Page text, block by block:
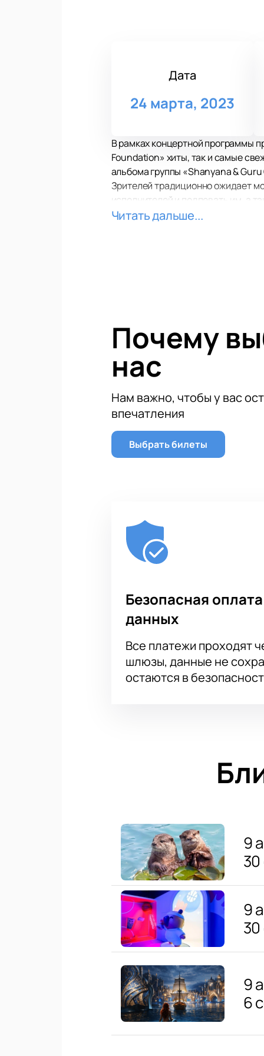
Дата
24 марта, 2023
В рамках концертной программы
Foundation» хиты, так и самые
альбома группы «Shanyana &
Зрителей традиционно ожидает
исполнителей и подпевать им, а
поклонникам на сцене.
Читать дальше...
Почему
нас
Нам важно, чтобы у вас
впечатления
Выбрать билеты
Безопасная
данных
Все платежи проходят
шлюзы, данные не
остаются в
9
9
9
6